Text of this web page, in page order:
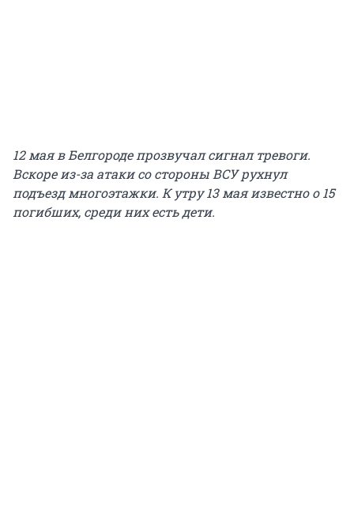
12 мая в Белгороде прозвучал сигнал тревоги.
Вскоре из-за атаки со стороны ВСУ рухнул
подъезд многоэтажки. К утру 13 мая известно о 15
погибших, среди них есть дети.